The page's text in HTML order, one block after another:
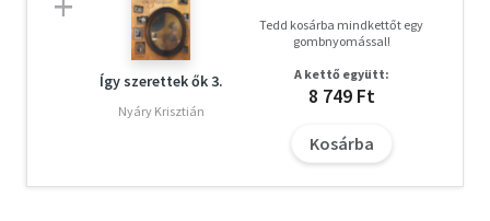
Így szerettek ők 3.
Nyáry Krisztián
Tedd kosárba mindkettőt egy
gombnyomással!
A kettő együtt:
8 749 Ft
Kosárba